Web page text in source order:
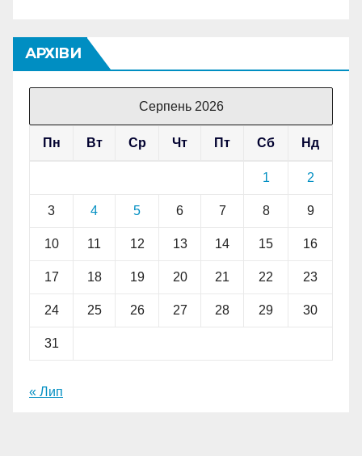
АРХІВИ
Серпень 2026
Пн Вт Ср Чт Пт Сб Нд
1 2
3 4 5 6 7 8 9
10 11 12 13 14 15 16
17 18 19 20 21 22 23
24 25 26 27 28 29 30
31
« Лип